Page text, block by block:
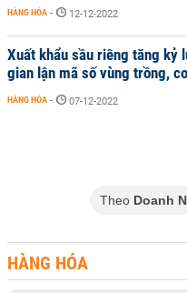
HÀNG HÓA - 12-12-2022
Xuất khẩu sầu riêng tăng kỷ
gian lận mã số vùng trồng,
HÀNG HÓA - 07-12-2022
Theo Doanh
HÀNG HÓA